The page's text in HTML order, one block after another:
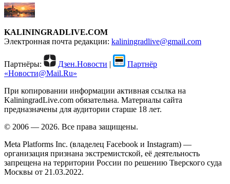
KALININGRADLIVE.COM
Электронная почта редакции: kaliningradlive@gmail.com
Партнёры: Дзен.Новости |
Партнёр
«Новости@Mail.Ru»
При копировании информации активная ссылка на
KaliningradLive.com обязательна. Материалы сайта
предназначены для аудитории старше 18 лет.
© 2006 — 2026. Все права защищены.
Meta Platforms Inc. (владелец Facebook и Instagram) —
организация признана экстремистской, её деятельность
запрещена на территории России по решению Тверского суда
Москвы от 21.03.2022.